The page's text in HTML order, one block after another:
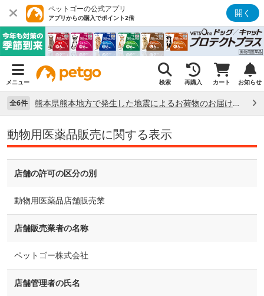
ペットゴーの公式アプリ
アプリからの購入でポイント2倍 開く
メニュー 検索 再購入 カート お知らせ
全6件 熊本県熊本地方で発生した地震によるお荷物のお届け状況について （7/28）
動物用医薬品販売に関する表示
店舗の許可の区分の別
動物用医薬品店舗販売業
店舗販売業者の名称
ペットゴー株式会社
店舗管理者の氏名